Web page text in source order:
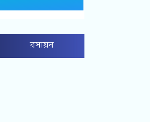
রসায়ন